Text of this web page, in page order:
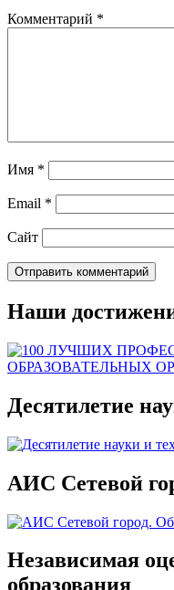
Комментарий *
Имя *
Email *
Сайт
Наши
Десятилетие
АИС Сетевой
Независимая
образования